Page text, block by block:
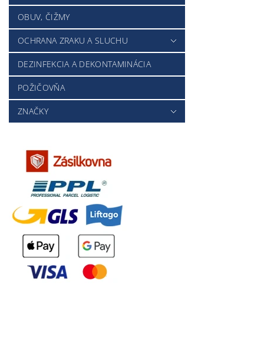
OBUV, ČIŽMY
OCHRANA ZRAKU A SLUCHU
DEZINFEKCIA A DEKONTAMINÁCIA
POŽIČOVŇA
ZNAČKY